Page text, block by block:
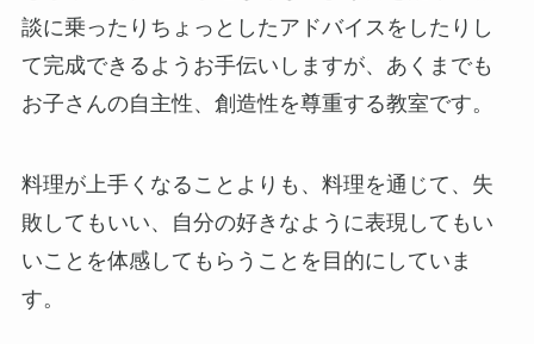
談に乗ったりちょっとしたアドバイスをしたりし
て完成できるようお手伝いしますが、あくまでも
お子さんの自主性、創造性を尊重する教室です。
料理が上手くなることよりも、料理を通じて、失
敗してもいい、自分の好きなように表現してもい
いことを体感してもらうことを目的にしていま
す。